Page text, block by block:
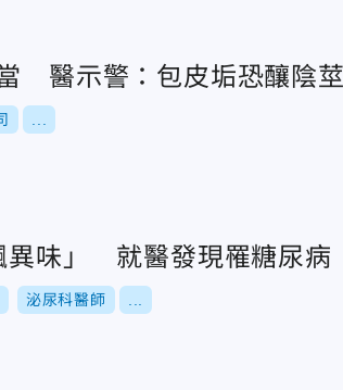
醫示警：包皮垢恐釀陰
異味」 就醫發現罹糖尿病
泌尿科醫師